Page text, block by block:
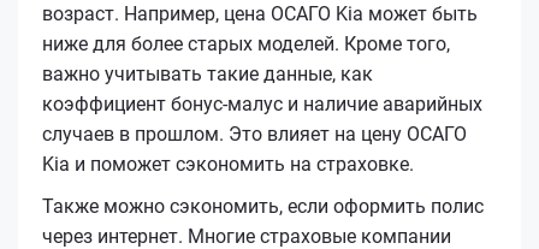
возраст. Например, цена ОСАГО Kia может быть
ниже для более старых моделей. Кроме того,
важно учитывать такие данные, как
коэффициент бонус-малус и наличие аварийных
случаев в прошлом. Это влияет на цену ОСАГО
Kia и поможет сэкономить на страховке.
Также можно сэкономить, если оформить полис
через интернет. Многие страховые компании